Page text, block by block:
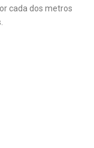
cada dos metros